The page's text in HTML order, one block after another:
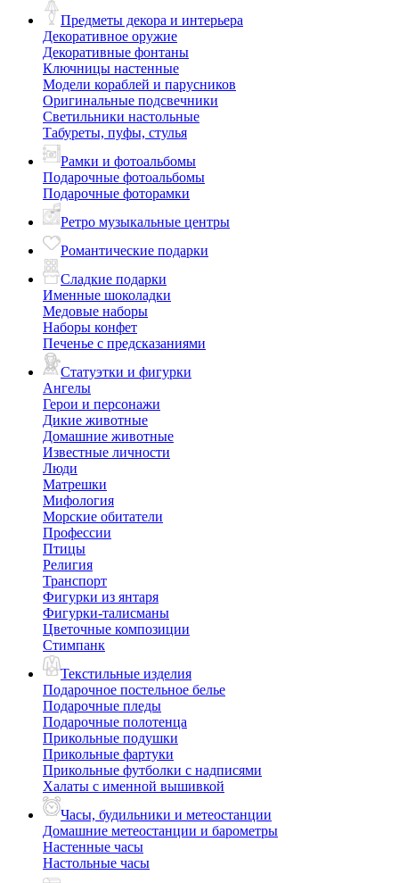
Предметы декора и интерьера
Декоративное оружие
Декоративные фонтаны
Ключницы настенные
Модели кораблей и парусников
Оригинальные подсвечники
Светильники настольные
Табуреты, пуфы, стулья
Рамки и фотоальбомы
Подарочные фотоальбомы
Подарочные фоторамки
Ретро музыкальные центры
Романтические подарки
Сладкие подарки
Именные шоколадки
Медовые наборы
Наборы конфет
Печенье с предсказаниями
Статуэтки и фигурки
Ангелы
Герои и персонажи
Дикие животные
Домашние животные
Известные личности
Люди
Матрешки
Мифология
Морские обитатели
Профессии
Птицы
Религия
Транспорт
Фигурки из янтаря
Фигурки-талисманы
Цветочные композиции
Стимпанк
Текстильные изделия
Подарочное постельное белье
Подарочные пледы
Подарочные полотенца
Прикольные подушки
Прикольные фартуки
Прикольные футболки с надписями
Халаты с именной вышивкой
Часы, будильники и метеостанции
Домашние метеостанции и барометры
Настенные часы
Настольные часы